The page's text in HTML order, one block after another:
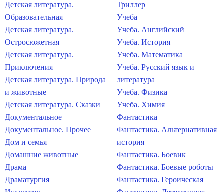
Детская литература.
Образовательная
Детская литература.
Остросюжетная
Детская литература.
Приключения
Детская литература. Природа
и животные
Детская литература. Сказки
Документальное
Документальное. Прочее
Дом и семья
Домашние животные
Драма
Драматургия
Триллер
Учеба
Учеба. Английский
Учеба. История
Учеба. Математика
Учеба. Русский язык и
литература
Учеба. Физика
Учеба. Химия
Фантастика
Фантастика. Альтернативная
история
Фантастика. Боевик
Фантастика. Боевые роботы
Фантастика. Героическая